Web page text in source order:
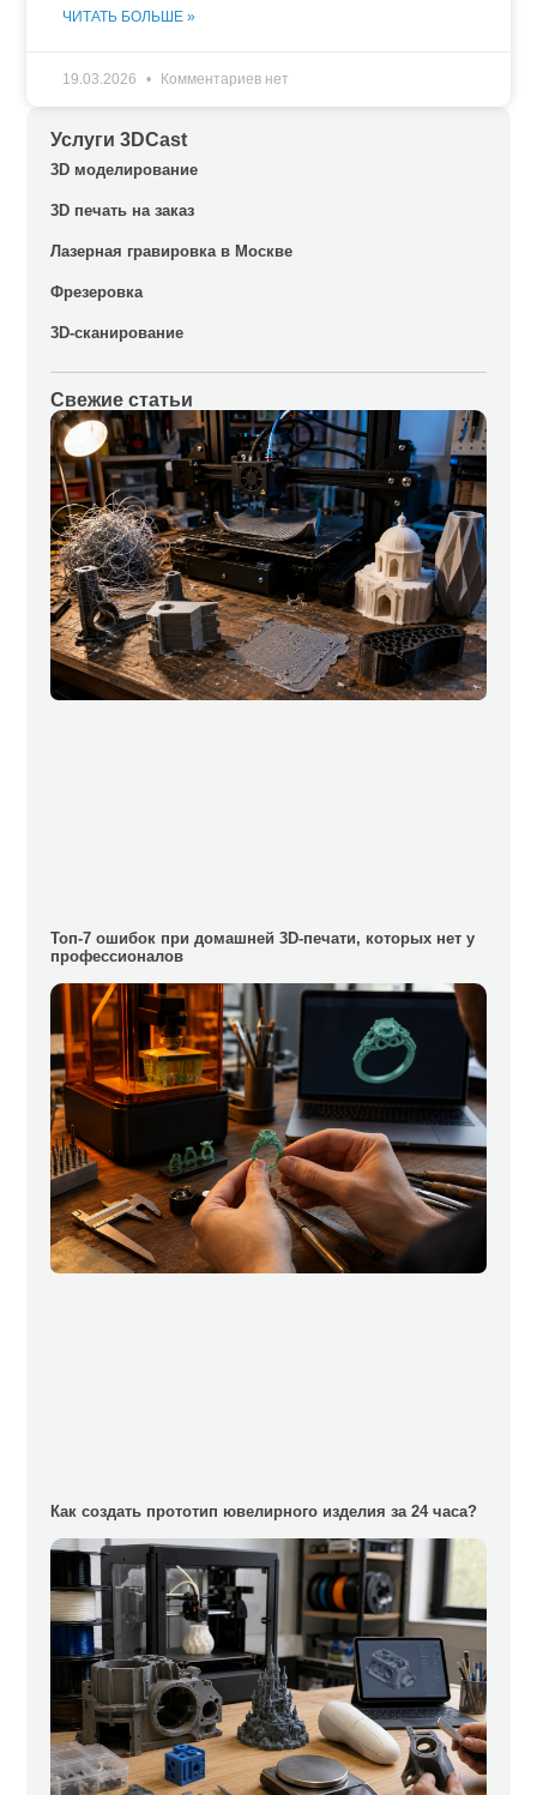
Услуги 3DCast
3D моделирование
3D печать на заказ
Лазерная гравировка в Москве
Фрезеровка
3D-сканирование
Свежие статьи
Топ-7 ошибок при домашней 3D-печати, которых нет у
профессионалов
Как создать прототип ювелирного изделия за 24 часа?
ЧИТАТЬ БОЛЬШЕ »
19.03.2026 Комментариев нет